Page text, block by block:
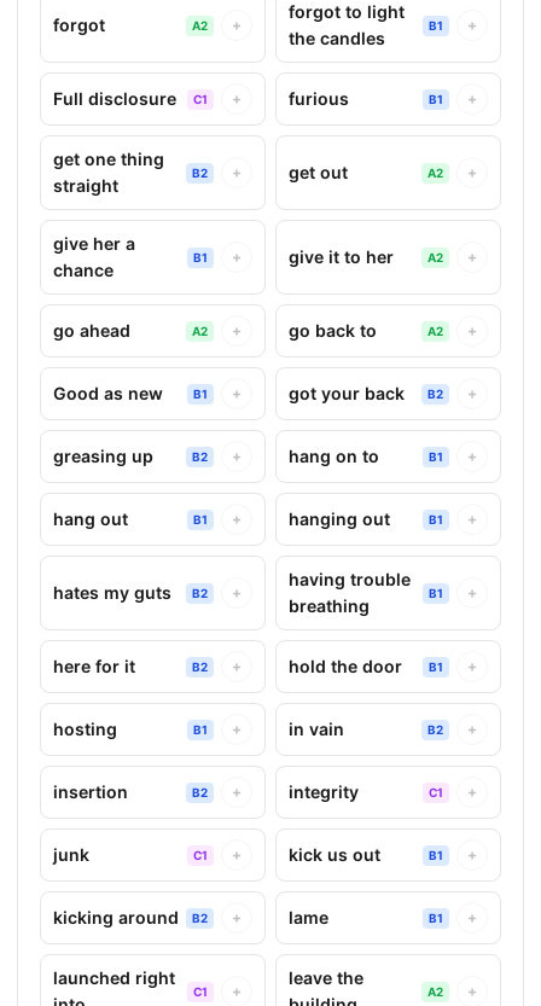
forgot A2 +
forgot to light
the candles
B1 +
Full disclosure C1 + furious B1 +
get one thing
straight
B2 + get out A2 +
give her a
chance
B1 + give it to her A2 +
go ahead A2 + go back to A2 +
Good as new B1 + got your back B2 +
greasing up B2 + hang on to B1 +
hang out B1 + hanging out B1 +
hates my guts B2 +
having trouble
breathing
B1 +
here for it B2 + hold the door B1 +
hosting B1 + in vain B2 +
insertion B2 + integrity C1 +
junk C1 + kick us out B1 +
kicking around B2 + lame B1 +
launched right
C1 +
leave the
A2 +